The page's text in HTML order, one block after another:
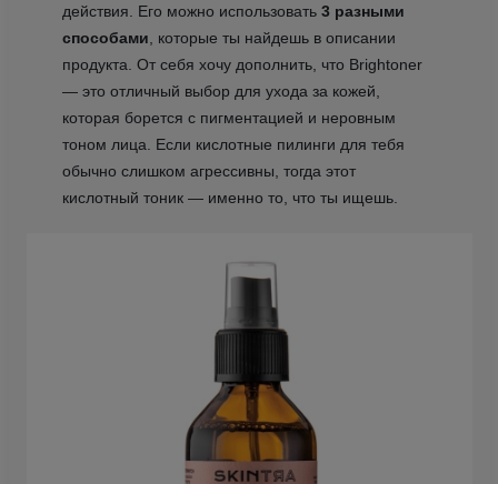
действия. Его можно использовать 3 разными
способами , которые ты найдешь в описании
продукта. От себя хочу дополнить, что Brightoner
— это отличный выбор для ухода за кожей,
которая борется с пигментацией и неровным
тоном лица. Если кислотные пилинги для тебя
обычно слишком агрессивны, тогда этот
кислотный тоник — именно то, что ты ищешь.